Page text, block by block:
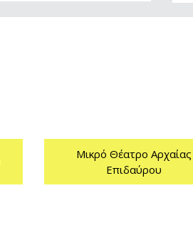
Μικρό Θέατρο Αρχαίας
Επιδαύρου